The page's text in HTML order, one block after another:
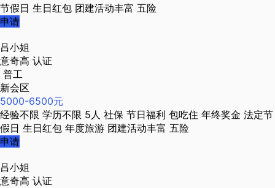
节假日 生日红包 团建活动丰富 五险
申请
吕小姐
意奇高 认证
普工
新会区
5000-6500元
经验不限 学历不限 5人 社保 节日福利 包吃住 年终奖金 法定节
假日 生日红包 年度旅游 团建活动丰富 五险
申请
吕小姐
意奇高 认证